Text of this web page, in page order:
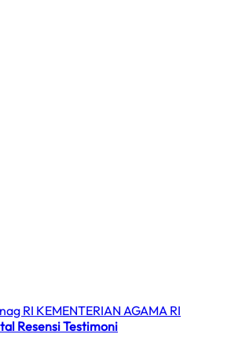
RI KEMENTERIAN AGAMA RI
ResensiTestimoni